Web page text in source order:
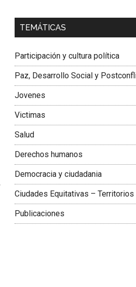
Dra. Carolina Corcho Mejía,
Latinoamericana Sur,
TEMÁTICAS
Participación y cultura política
Paz, Desarrollo Social y
Jovenes
Victimas
Salud
Derechos humanos
Democracia y ciudadania
Ciudades Equitativas –
Publicaciones